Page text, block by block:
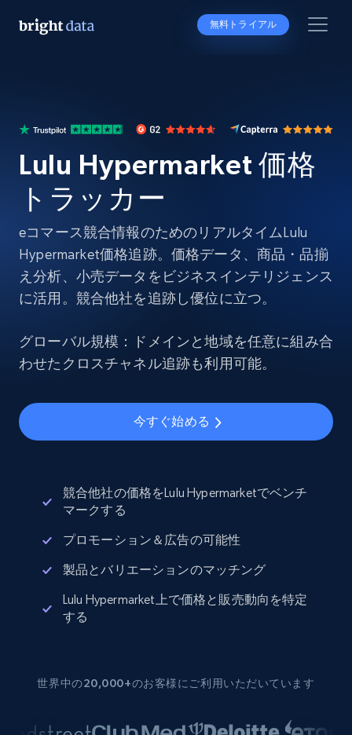
無料トライアル
Lulu Hypermarket 価格
トラッカー
eコマース競合情報のためのリアルタイムLulu
Hypermarket価格追跡。価格データ、商品・品揃
え分析、小売データをビジネスインテリジェンス
に活用。競合他社を追跡し優位に立つ。
グローバル規模：ドメインと地域を任意に組み合
わせたクロスチャネル追跡も利用可能。
今すぐ始める
競合他社の価格をLulu Hypermarketでベンチ
マークする
プロモーション＆広告の可能性
製品とバリエーションのマッチング
Lulu Hypermarket上で価格と販売動向を特定
する
世界中の20,000+のお客様にご利用いただいています